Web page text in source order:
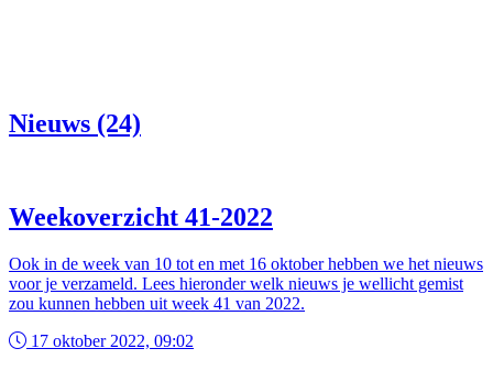
Nieuws (24)
Weekoverzicht 41-2022
Ook in de week van 10 tot en met 16 oktober hebben we het nieuws
voor je verzameld. Lees hieronder welk nieuws je wellicht gemist
zou kunnen hebben uit week 41 van 2022.
17 oktober 2022, 09:02